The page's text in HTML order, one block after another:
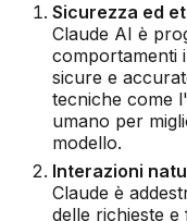
Sicurezza ed
Claude AI è
comportamenti
sicure e
tecniche come
umano per
modello.
Interazioni
Claude è
delle richieste